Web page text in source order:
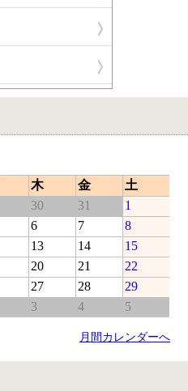
木 金
土
30 31
1
6 7
8
13 14
15
20 21
22
27 28
29
3 4 5
月間カレンダーへ